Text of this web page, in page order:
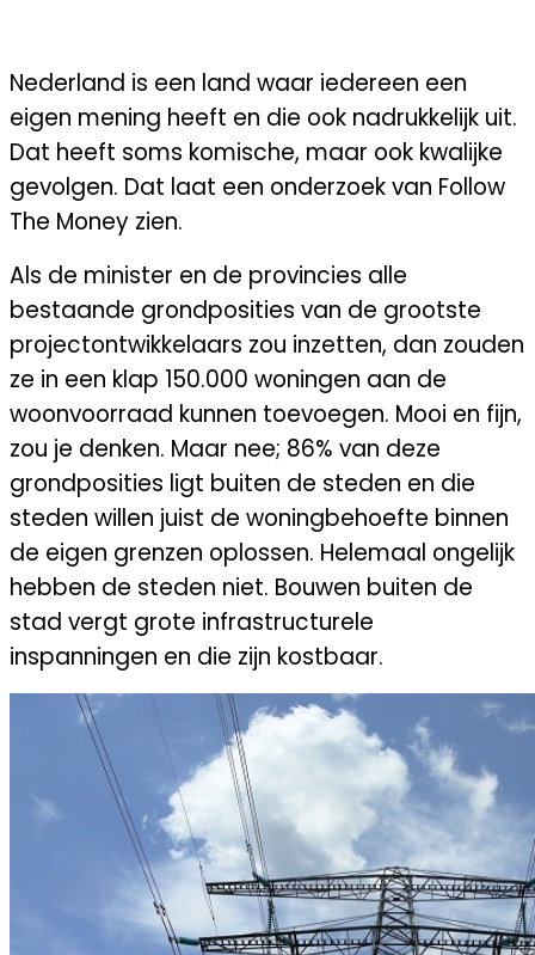
Nederland is een land waar iedereen een
eigen mening heeft en die ook nadrukkelijk uit.
Dat heeft soms komische, maar ook kwalijke
gevolgen. Dat laat een onderzoek van Follow
The Money zien.
Als de minister en de provincies alle
bestaande grondposities van de grootste
projectontwikkelaars zou inzetten, dan zouden
ze in een klap 150.000 woningen aan de
woonvoorraad kunnen toevoegen. Mooi en fijn,
zou je denken. Maar nee; 86% van deze
grondposities ligt buiten de steden en die
steden willen juist de woningbehoefte binnen
de eigen grenzen oplossen. Helemaal ongelijk
hebben de steden niet. Bouwen buiten de
stad vergt grote infrastructurele
inspanningen en die zijn kostbaar.